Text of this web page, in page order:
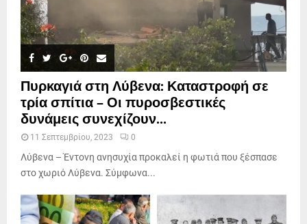
Πυρκαγιά στη Λύβενα: Καταστροφή σε
τρία σπίτια – Οι πυροσβεστικές
δυνάμεις συνεχίζουν...
11 Σεπτεμβρίου, 2023 0
Λύβενα – Έντονη ανησυχία προκαλεί η φωτιά που ξέσπασε
στο χωριό Λύβενα. Σύμφωνα...